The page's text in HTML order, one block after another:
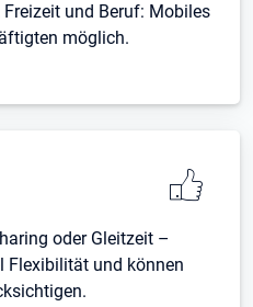
und Beruf: Mobiles
möglich.
oder Gleitzeit –
Flexibilität und können